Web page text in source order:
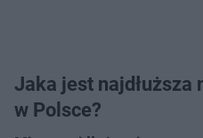
Jaka jest najdłuższa
w Polsce?